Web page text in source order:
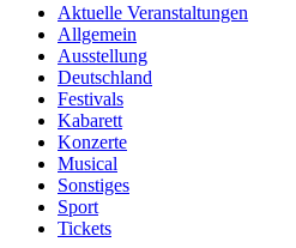
Aktuelle Veranstaltungen
Allgemein
Ausstellung
Deutschland
Festivals
Kabarett
Konzerte
Musical
Sonstiges
Sport
Tickets